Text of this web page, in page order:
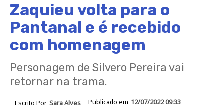
Zaquieu volta para o
Pantanal e é recebido
com homenagem
Personagem de Silvero Pereira vai
retornar na trama.
Escrito Por Sara Alves Publicado em 12/07/2022 09:33